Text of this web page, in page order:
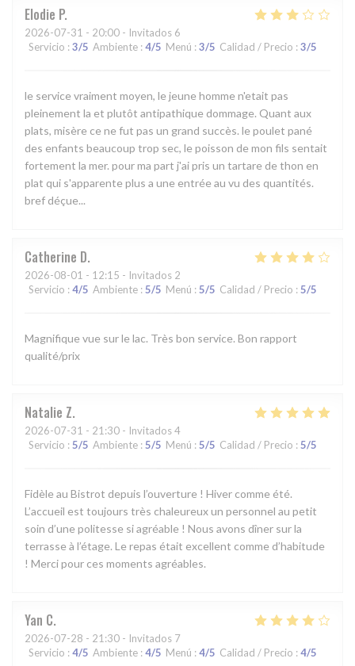
Elodie P
2026-07-31 - 20:00 - Invitados 6
Servicio : 3/5 Ambiente : 4/5 Menú : 3/5 Calidad / Precio : 3/5
le service vraiment moyen, le jeune homme n'etait pas
pleinement la et plutôt antipathique dommage. Quant aux
plats, misère ce ne fut pas un grand succès. le poulet pané
des enfants beaucoup trop sec, le poisson de mon fils sentait
fortement la mer. pour ma part j'ai pris un tartare de thon en
plat qui s'apparente plus a une entrée au vu des quantités.
bref déçue...
Catherine D
2026-08-01 - 12:15 - Invitados 2
Servicio : 4/5 Ambiente : 5/5 Menú : 5/5 Calidad / Precio : 5/5
Magnifique vue sur le lac. Très bon service. Bon rapport
qualité/prix
Natalie Z
2026-07-31 - 21:30 - Invitados 4
Servicio : 5/5 Ambiente : 5/5 Menú : 5/5 Calidad / Precio : 5/5
Fidèle au Bistrot depuis l’ouverture ! Hiver comme été.
L’accueil est toujours très chaleureux un personnel au petit
soin d’une politesse si agréable ! Nous avons dîner sur la
terrasse à l’étage. Le repas était excellent comme d’habitude
! Merci pour ces moments agréables.
Yan C
2026-07-28 - 21:30 - Invitados 7
Servicio : 4/5 Ambiente : 4/5 Menú : 4/5 Calidad / Precio : 4/5